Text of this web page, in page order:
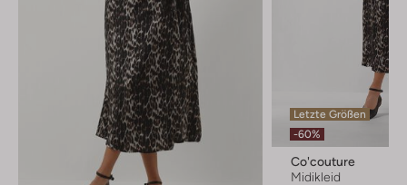
Letzte Größen
-60%
Co'couture
Midikleid